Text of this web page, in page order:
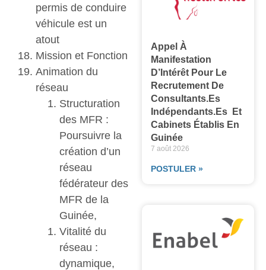
permis de conduire
véhicule est un
atout
Mission et Fonction
Animation du
réseau
Structuration
des MFR :
Poursuivre la
création d’un
réseau
fédérateur des
MFR de la
Guinée,
Vitalité du
réseau :
dynamique,
Appel À
Manifestation
D’Intérêt Pour Le
Recrutement De
Consultants.es
Indépendants.es Et
Cabinets Établis En
Guinée
7 août 2026
POSTULER »